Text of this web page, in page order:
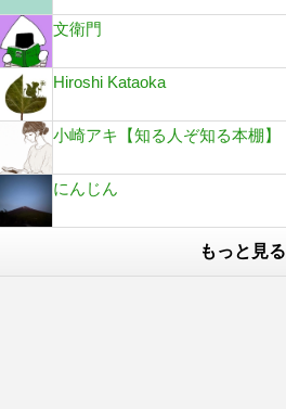
文衛門
Hiroshi Kataoka
小崎アキ【知る人ぞ知る本棚】
にんじん
もっと見る